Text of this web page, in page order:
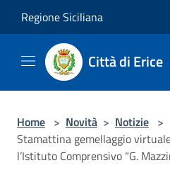
Regione Siciliana
Città di Erice
Home > Novità > Notizie >
Stamattina gemellaggio
l’Istituto Comprensivo “G.